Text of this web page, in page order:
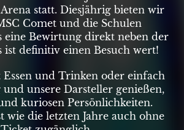
statt. Diesjährig bieten wir
Comet und die Schulen
eine Bewirtung direkt neben der
ist definitiv einen Besuch wert!
und Trinken oder einfach
unsere Darsteller genießen,
kuriosen Persönlichkeiten.
wie die letzten Jahre auch ohne